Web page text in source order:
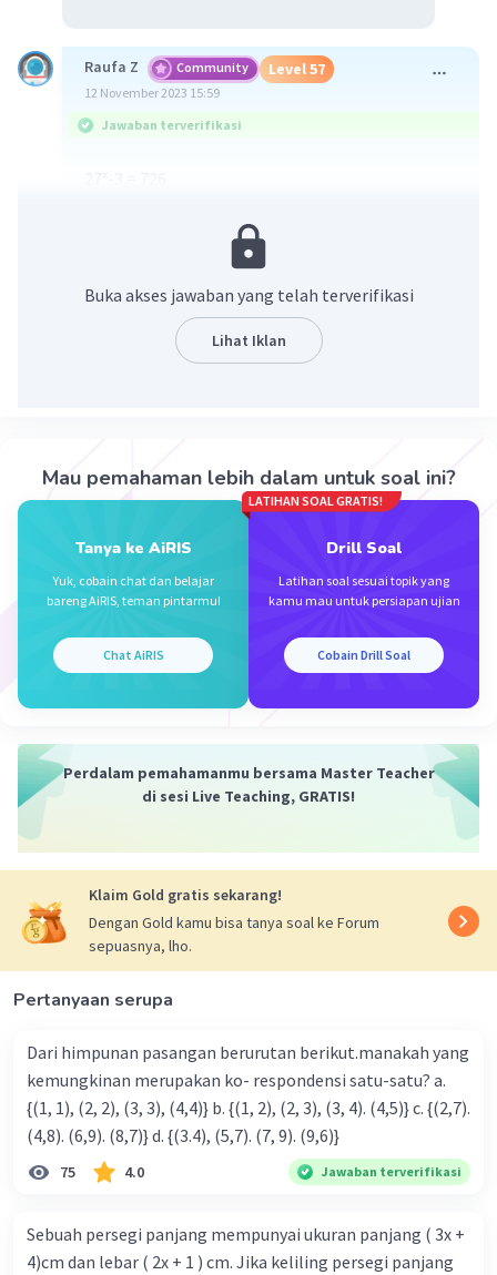
Raufa Z Community Level 57
12 November 2023 15:59
Jawaban terverifikasi
3x = 6
Semoga membantu.
Beri Rating·5.0 (1 ) Balas
Kayla F Level 32
Buka akses jawaban yang telah terverifikasi
Lihat Iklan
Mau pemahaman lebih dalam untuk soal ini?
Tanya ke AiRIS
Yuk, cobain chat dan belajar
bareng AiRIS, teman pintarmu!
Chat AiRIS
LATIHAN SOAL GRATIS!
Drill Soal
Latihan soal sesuai topik yang
kamu mau untuk persiapan ujian
Cobain Drill Soal
Perdalam pemahamanmu bersama Master Teacher
di sesi Live Teaching, GRATIS!
Klaim Gold gratis sekarang!
Dengan Gold kamu bisa tanya soal ke Forum
sepuasnya, lho.
Pertanyaan serupa
Dari himpunan pasangan berurutan berikut.manakah yang
kemungkinan merupakan ko- respondensi satu-satu? a.
{(1, 1), (2, 2), (3, 3), (4,4)} b. {(1, 2), (2, 3), (3, 4). (4,5)} c. {(2,7).
(4,8). (6,9). (8,7)} d. {(3.4), (5,7). (7, 9). (9,6)}
75 4.0 Jawaban terverifikasi
Sebuah persegi panjang mempunyai ukuran panjang ( 3x +
4)cm dan lebar ( 2x + 1 ) cm. Jika keliling persegi panjang